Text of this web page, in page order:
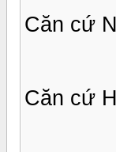
Căn cứ
Căn cứ